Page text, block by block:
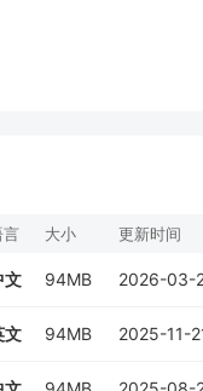
言 大小 更新时间
文 94MB 2026-03-
文 94MB 2025-11-